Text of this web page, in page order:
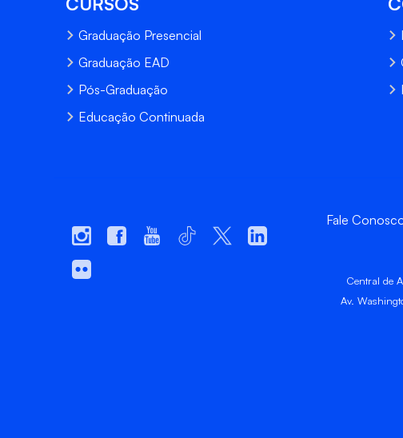
Graduação Presencial
Graduação EAD
Pós-Graduação
Educação Continuada
Fale
Central de
Av.